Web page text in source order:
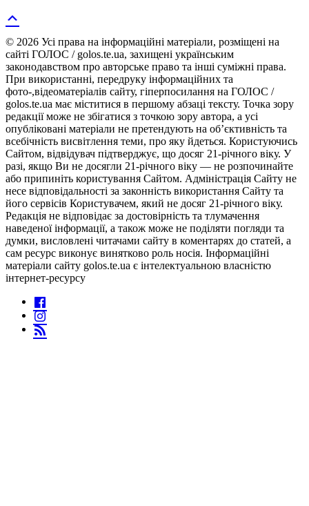
© 2026 Усі права на інформаційні матеріали, розміщені на
сайті ГОЛОС / golos.te.ua, захищені українським
законодавством про авторське право та інші суміжні права.
При використанні, передруку інформаційних та
фото-,відеоматеріалів сайту, гіперпосилання на ГОЛОС /
golos.te.ua має міститися в першому абзаці тексту. Точка зору
редакції може не збігатися з точкою зору автора, а усі
опубліковані матеріали не претендують на об’єктивність та
всебічність висвітлення теми, про яку йдеться. Користуючись
Сайтом, відвідувач підтверджує, що досяг 21-річного віку. У
разі, якщо Ви не досягли 21-річного віку — не розпочинайте
або припиніть користування Сайтом. Адміністрація Сайту не
несе відповідальності за законність використання Сайту та
його сервісів Користувачем, який не досяг 21-річного віку.
Редакція не відповідає за достовірність та тлумачення
наведеної інформації, а також може не поділяти погляди та
думки, висловлені читачами сайту в коментарях до статей, а
сам ресурс виконує винятково роль носія. Інформаційні
матеріали сайту golos.te.ua є інтелектуальною власністю
інтернет-ресурсу